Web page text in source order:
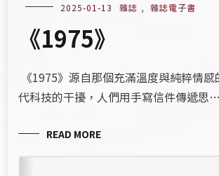
2025-01-13 雜誌 , 雜誌電子書
《1975》
《1975》源自那個充滿溫度與純粹情
代科技的干擾，人們用手寫信件傳遞思…
READ MORE